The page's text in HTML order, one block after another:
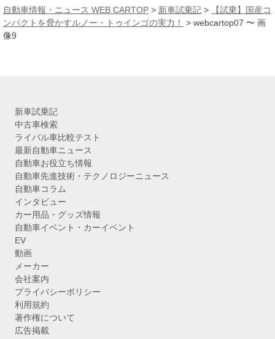
カ
イ
ブ
自動車情報・ニュース WEB CARTOP > 新車試乗記 >
【試乗】国産コ
ンパクトを脅かすルノー・トゥインゴの実力！
> webcartop07 〜 画
像9
新車試乗記
中古車検索
ライバル車比較テスト
最新自動車ニュース
自動車お役立ち情報
自動車先進技術・テクノロジーニュース
自動車コラム
インタビュー
カー用品・グッズ情報
自動車イベント・カーイベント
EV
動画
メーカー
会社案内
プライバシーポリシー
利用規約
著作権について
広告掲載